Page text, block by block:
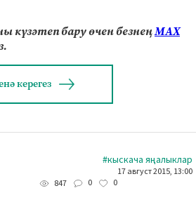
күзәтеп бару өчен безнеңМАХ
керегез
#кыскача яңалыклар
17 август 2015, 13:00
847
0 0